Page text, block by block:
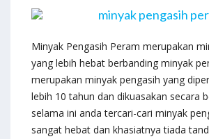
Minyak Pengasih Peram merupakan
yang lebih hebat berbanding minyak
merupakan minyak pengasih yang
lebih 10 tahun dan dikuasakan secara
selama ini anda tercari-cari minyak
sangat hebat dan khasiatnya tiada